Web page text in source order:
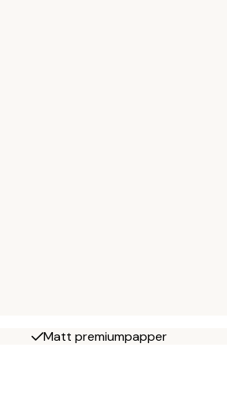
Matt premiumpapper